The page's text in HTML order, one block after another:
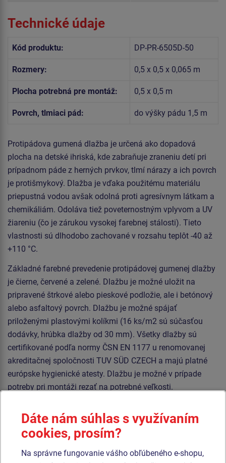
Technické údaje
Kód produktu: DP-PR-6505D-50
Rozmery: 0,5 x 0,5 x 0,065 m
Plocha potrebná pre montáž: 0,5 x 0,5 m
Povrch, tlmiaci pád: do výšky pádu 1,5 m
Protipádova gumená dlažba je určená ako dopadová
plocha na detské ihriská, kde zabraňuje zraneniu detí pri
prípadnom páde z herných prvkov, tlmí nárazy a ich povrch
je protišmykový. Dlažba je vďaka použitému materiálu
priepustná vodou avšak odolná proti agresívnym látkam a
chemikáliám. Odoláva tiež poveternostným vplyvom a UV
žiareniu (čo je zárukou vysokej farebnej stálosti). Tieto
vlastnosti sú dlhodobo zachované v rozsahu teplôt -40 až
+110 °C.
Základné farebné prevedenie protipádovej gumenej dlažby
je čierne, červené a zelené. Dlažbu je možné uložit na
pripravené štrkové alebo pieskové podložie, ale i betónový
alebo asfaltový povrch. Dlažbu je možné spájať
priloženými plastovými kolíkmi (16 ks/m2 sú súčasťou
dodávky, hrúbka dlažby od 30 mm). Všetky dlažby sú
certifikované podľa normy ČSN EN 1177 u renomovanej
akreditačnej spoločnosti TUV SÜD CZECH a majú platné
európske hygienické atesty. Dlažbu je možné v prípade
potreby pri montáži rezať na potrebné veľkosti.
Podobnýtovar
Gumená dlažba
Gumená dlažba
Dáte nám súhlas s využívaním
cookies, prosím?
Na správne fungovanie vášho obľúbeného e-shopu,